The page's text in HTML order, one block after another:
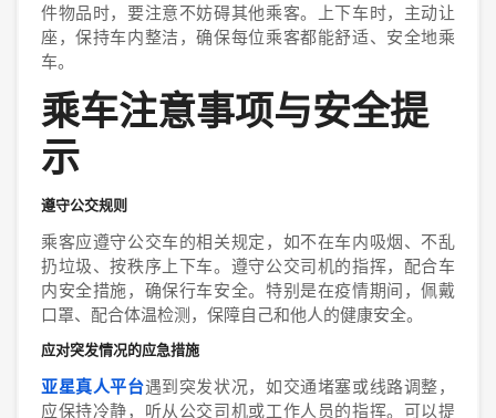
件物品时，要注意不妨碍其他乘客。上下车时，主动让
座，保持车内整洁，确保每位乘客都能舒适、安全地乘
车。
乘车注意事项与安全提
示
遵守公交规则
乘客应遵守公交车的相关规定，如不在车内吸烟、不乱
扔垃圾、按秩序上下车。遵守公交司机的指挥，配合车
内安全措施，确保行车安全。特别是在疫情期间，佩戴
口罩、配合体温检测，保障自己和他人的健康安全。
应对突发情况的应急措施
亚星真人平台遇到突发状况，如交通堵塞或线路调整，
应保持冷静，听从公交司机或工作人员的指挥。可以提